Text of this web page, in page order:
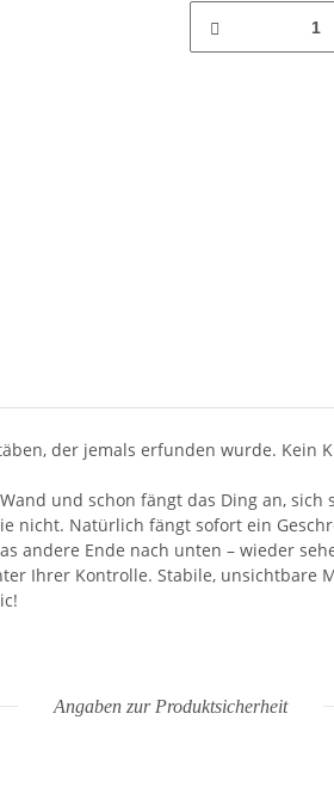
der jemals erfunden wurde.
und schon fängt das Ding an, sich
nicht. Natürlich fängt sofort ein
andere Ende nach unten – wieder
Ihrer Kontrolle. Stabile, unsichtbare
Angaben zur Produktsicherheit